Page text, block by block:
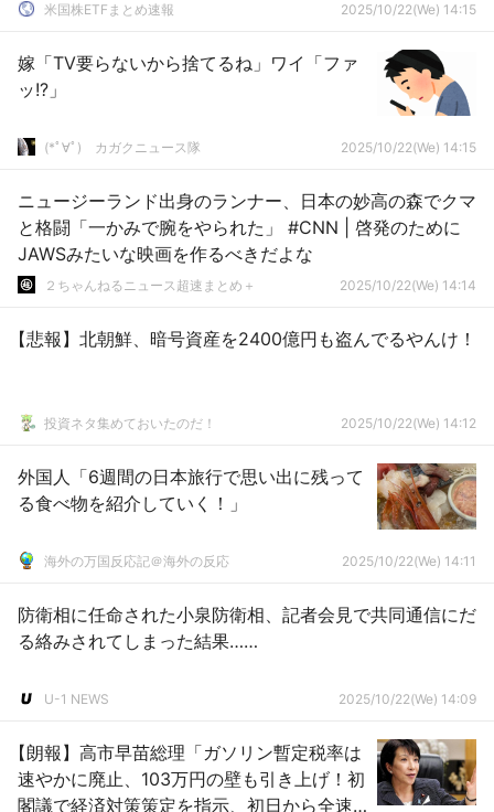
米国株ETFまとめ速報 2025/10/22(We) 14:15
嫁「TV要らないから捨てるね」ワイ「ファ
ッ!?」
(*ﾟ∀ﾟ)ゞカガクニュース隊 2025/10/22(We) 14:15
ニュージーランド出身のランナー、日本の妙高の森でクマ
と格闘「一かみで腕をやられた」 #CNN | 啓発のために
JAWSみたいな映画を作るべきだよな
２ちゃんねるニュース超速まとめ＋ 2025/10/22(We) 14:14
【悲報】北朝鮮、暗号資産を2400億円も盗んでるやんけ！
投資ネタ集めておいたのだ！ 2025/10/22(We) 14:12
外国人「6週間の日本旅行で思い出に残って
る食べ物を紹介していく！」
海外の万国反応記＠海外の反応 2025/10/22(We) 14:11
防衛相に任命された小泉防衛相、記者会見で共同通信にだ
る絡みされてしまった結果……
U-1 NEWS 2025/10/22(We) 14:09
【朗報】高市早苗総理「ガソリン暫定税率は
速やかに廃止、103万円の壁も引き上げ！初
閣議で経済対策策定を指示、初日から全速